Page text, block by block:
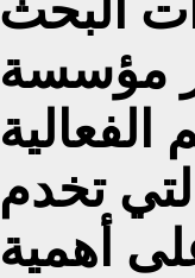
مؤسسة
الفعالية
تخدم
أهمية